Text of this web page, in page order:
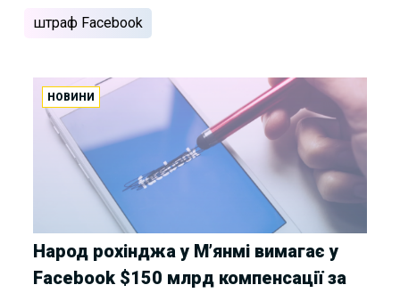
штраф Facebook
НОВИНИ
Народ рохінджа у М’янмі вимагає у
Facebook $150 млрд компенсації за